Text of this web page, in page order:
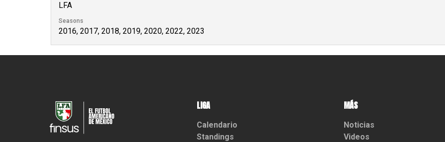
LFA
Seasons
2016, 2017, 2018, 2019, 2020, 2022, 2023
LIGA
Calendario
Standings
MÁS
Noticias
Videos